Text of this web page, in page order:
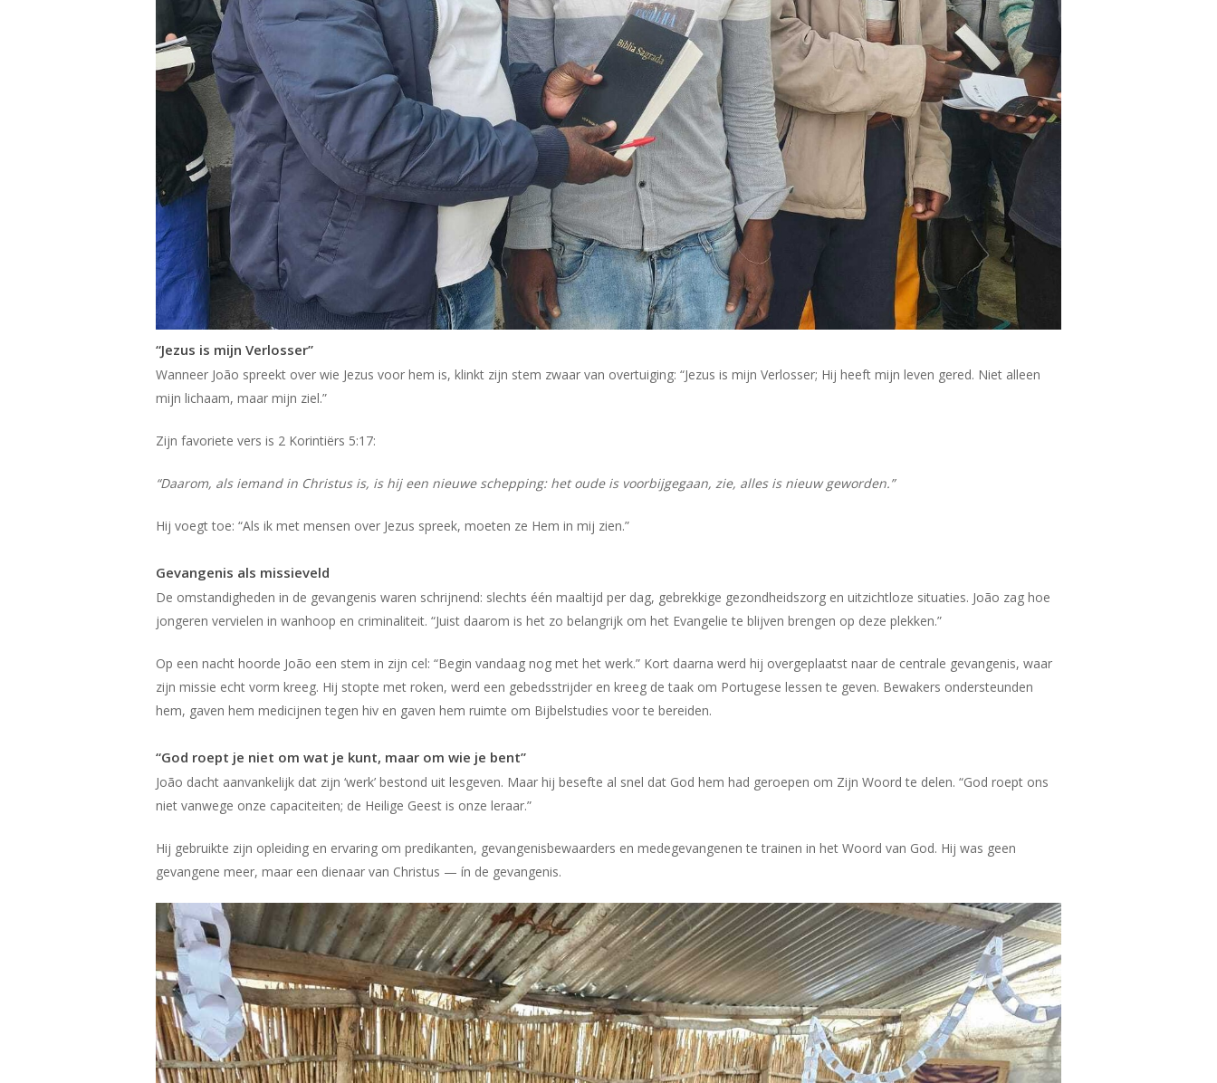
“Jezus is mijn Verlosser”
Wanneer João spreekt over wie Jezus voor hem is, klinkt zijn stem zwaar van overtuiging: “Jezus is mijn Verlosser; Hij heeft mijn leven gered. Niet alleen
mijn lichaam, maar mijn ziel.”
Zijn favoriete vers is 2 Korintiërs 5:17:
“Daarom, als iemand in Christus is, is hij een nieuwe schepping: het oude is voorbijgegaan, zie, alles is nieuw geworden.”
Hij voegt toe: “Als ik met mensen over Jezus spreek, moeten ze Hem in mij zien.”
Gevangenis als missieveld
De omstandigheden in de gevangenis waren schrijnend: slechts één maaltijd per dag, gebrekkige gezondheidszorg en uitzichtloze situaties. João zag hoe
jongeren vervielen in wanhoop en criminaliteit. “Juist daarom is het zo belangrijk om het Evangelie te blijven brengen op deze plekken.”
Op een nacht hoorde João een stem in zijn cel: “Begin vandaag nog met het werk.” Kort daarna werd hij overgeplaatst naar de centrale gevangenis, waar
zijn missie echt vorm kreeg. Hij stopte met roken, werd een gebedsstrijder en kreeg de taak om Portugese lessen te geven. Bewakers ondersteunden
hem, gaven hem medicijnen tegen hiv en gaven hem ruimte om Bijbelstudies voor te bereiden.
“God roept je niet om wat je kunt, maar om wie je bent”
João dacht aanvankelijk dat zijn ‘werk’ bestond uit lesgeven. Maar hij besefte al snel dat God hem had geroepen om Zijn Woord te delen. “God roept ons
niet vanwege onze capaciteiten; de Heilige Geest is onze leraar.”
Hij gebruikte zijn opleiding en ervaring om predikanten, gevangenisbewaarders en medegevangenen te trainen in het Woord van God. Hij was geen
gevangene meer, maar een dienaar van Christus — ín de gevangenis.